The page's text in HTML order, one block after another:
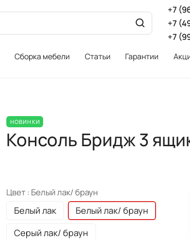
+7
+7
+7
Сборка мебели Статьи Гарантии
НОВИНКИ
Консоль Бридж 3
Цвет : Белый лак/ браун
Белый лак
Белый лак/ браун
Серый лак/ браун